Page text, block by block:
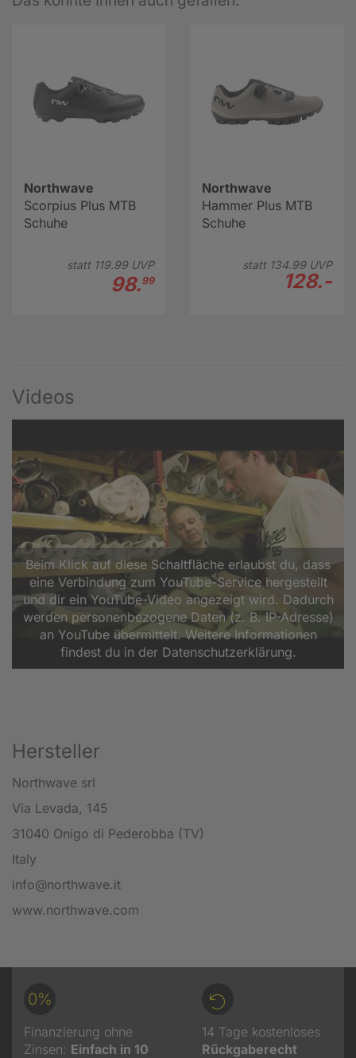
Northwave
Scorpius Plus MTB
Schuhe
statt 119.99UVP
98.99
Northwave
Hammer Plus MTB
Schuhe
statt 134.99UVP
128.-
Videos
Beim Klick auf diese Schaltfläche erlaubst du, dass
eine Verbindung zum YouTube-Service hergestellt
und dir ein YouTube-Video angezeigt wird. Dadurch
werden personenbezogene Daten (z. B. IP-Adresse)
an YouTube übermittelt. Weitere Informationen
findest du in der Datenschutzerklärung.
Hersteller
Northwave srl
Via Levada, 145
31040 Onigo di Pederobba (TV)
Italy
info@northwave.it
www.northwave.com
0%
Finanzierung ohne
Zinsen: Einfach in 10
14 Tage kostenloses
Rückgaberecht